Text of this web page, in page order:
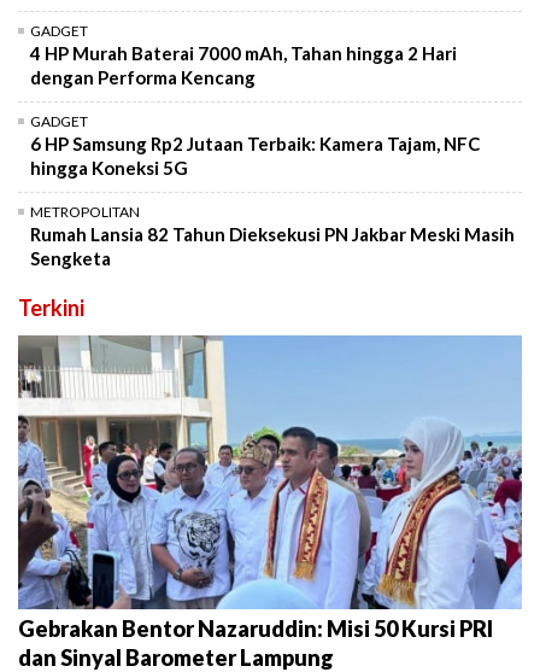
GADGET
4 HP Murah Baterai 7000 mAh, Tahan hingga 2 Hari
dengan Performa Kencang
GADGET
6 HP Samsung Rp2 Jutaan Terbaik: Kamera Tajam, NFC
hingga Koneksi 5G
METROPOLITAN
Rumah Lansia 82 Tahun Dieksekusi PN Jakbar Meski Masih
Sengketa
Terkini
Gebrakan Bentor Nazaruddin: Misi 50 Kursi PRI
dan Sinyal Barometer Lampung